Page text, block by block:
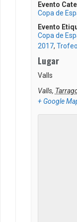
Evento
Copa de
Evento
Copa de
2017,
Lugar
Valls
Valls,
+ Google